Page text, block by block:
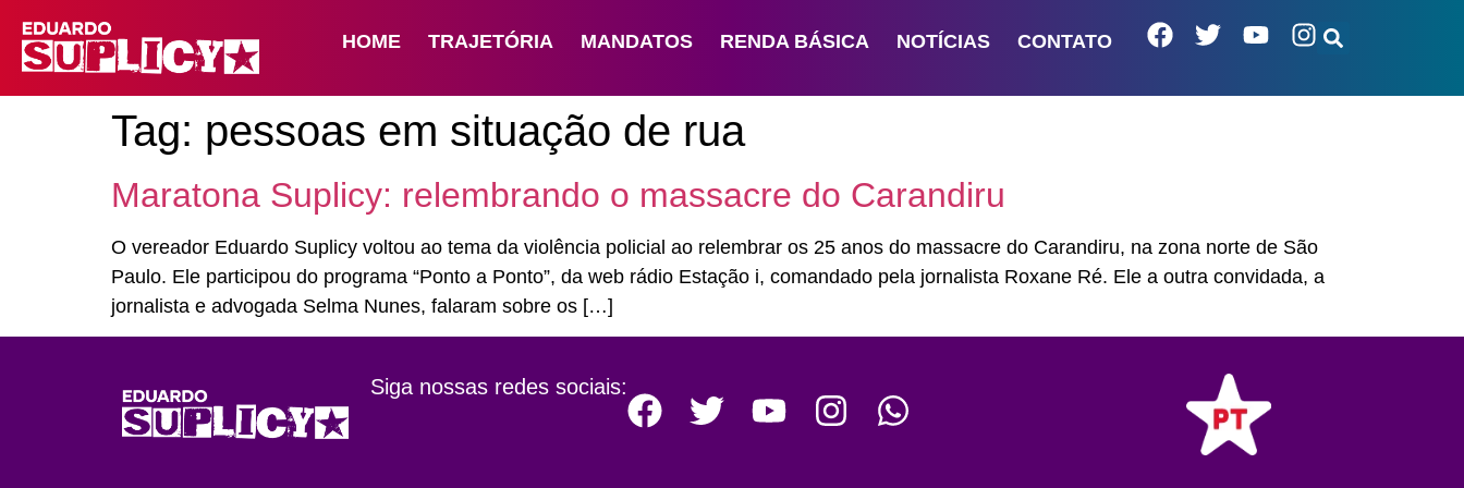
HOME TRAJETÓRIA MANDATOS RENDA BÁSICA NOTÍCIAS CONTATO
Tag: pessoas em situação de rua
Maratona Suplicy: relembrando o massacre do Carandiru
O vereador Eduardo Suplicy voltou ao tema da violência policial ao relembrar os 25 anos do massacre do Carandiru, na zona norte de São
Paulo. Ele participou do programa “Ponto a Ponto”, da web rádio Estação i, comandado pela jornalista Roxane Ré. Ele a outra convidada, a
jornalista e advogada Selma Nunes, falaram sobre os […]
Siga nossas redes sociais: